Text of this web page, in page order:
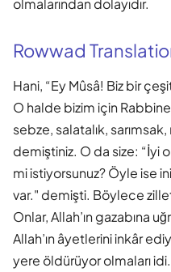
olmalarından dolayıdır.
Rowwad
Hani, “Ey Mûsâ! Biz bir
O halde bizim için
sebze, salatalık,
demiştiniz. O da size: “İyi
mi istiyorsunuz? Öyle ise
var." demişti. Böylece
Onlar, Allah’ın gazabına
Allah’ın âyetlerini inkâr
yere öldürüyor olmaları idi.